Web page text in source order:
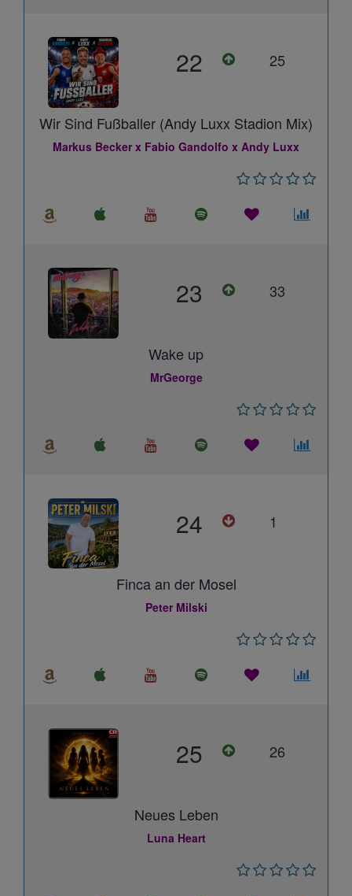
22 25
Wir Sind Fußballer (Andy Luxx Stadion Mix)
Markus Becker x Fabio Gandolfo x Andy Luxx
23 33
Wake up
MrGeorge
24 1
Finca an der Mosel
Peter Milski
25 26
Neues Leben
Luna Heart